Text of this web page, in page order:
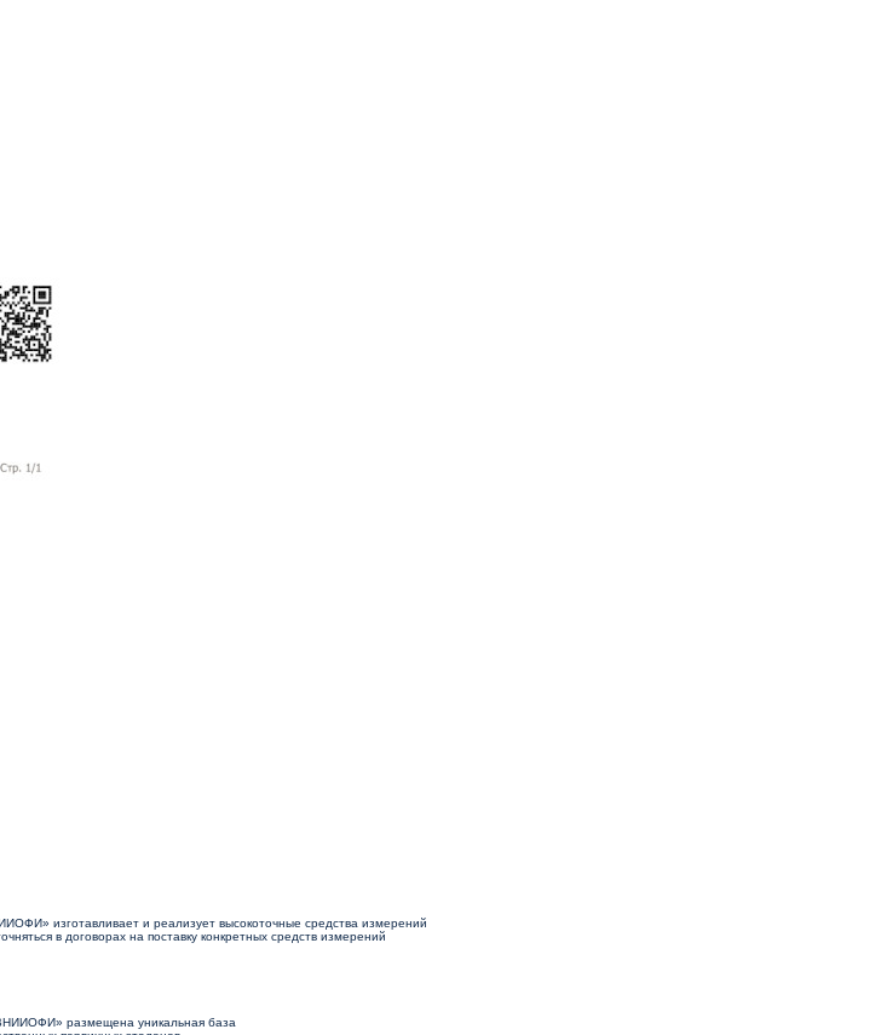
изготавливает и реализует высокоточные средства измерений
в договорах на поставку конкретных средств измерений
размещена уникальная база